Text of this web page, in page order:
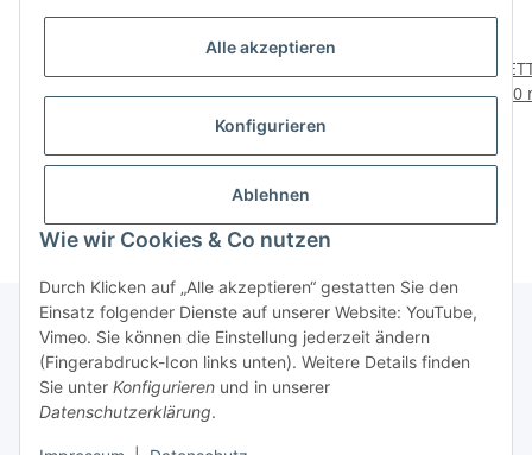
Alle akzeptieren
Konfigurieren
Ablehnen
Wie wir Cookies & Co nutzen
Durch Klicken auf „Alle akzeptieren“ gestatten Sie den
Einsatz folgender Dienste auf unserer Website: YouTube,
Vimeo. Sie können die Einstellung jederzeit ändern
(Fingerabdruck-Icon links unten). Weitere Details finden
Sie unter Konfigurieren und in unserer
Datenschutzerklärung.
90 x 43 mm, Stahl
Rail, 90 x 42 x 70 mm,
Kupfer-Optik
13,95 €
120
Über uns